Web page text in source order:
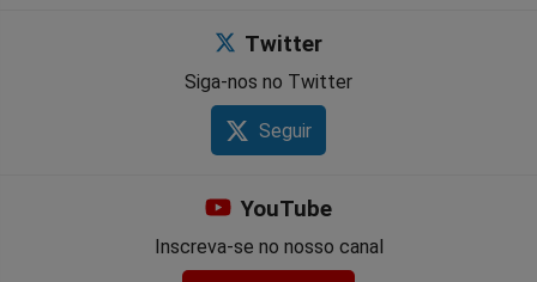
Twitter
Siga-nos no Twitter
Seguir
YouTube
Inscreva-se no nosso canal